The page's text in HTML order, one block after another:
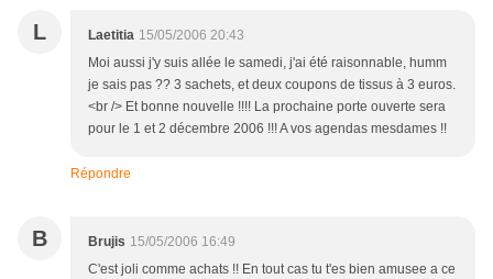
L Laetitia 15/05/2006 20:43
Moi aussi j'y suis allée le samedi, j'ai été raisonnable, humm
je sais pas ?? 3 sachets, et deux coupons de tissus à 3 euros.
<br /> Et bonne nouvelle !!!! La prochaine porte ouverte sera
pour le 1 et 2 décembre 2006 !!! A vos agendas mesdames !!
Répondre
B Brujis 15/05/2006 16:49
C'est joli comme achats !! En tout cas tu t'es bien amusee a ce